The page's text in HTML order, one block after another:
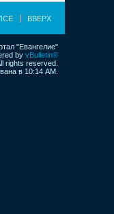
ВВЕРХ
"Евангелие"
by vBulletin®
rights reserved.
в 10:14 AM.